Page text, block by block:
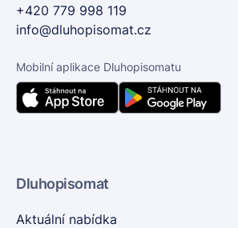
+420 779 998 119
info@dluhopisomat.cz
Mobilní aplikace Dluhopisomatu
Dluhopisomat
Aktuální nabídka